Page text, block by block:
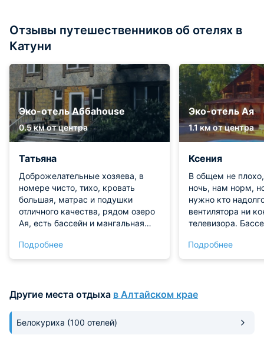
Отзывы путешественников об отелях в
Катуни
Эко-отель Аббаhouse
0.5 км от центра
Татьяна
Доброжелательные хозяева, в
номере чисто, тихо, кровать
большая, матрас и подушки
отличного качества, рядом озеро
Ая, есть бассейн и мангальная
приезжайте-не пожалеете!
Подробнее
Эко-отель Ая
1.1 км от центра
Ксения
В общем не
ночь, нам норм,
нужно кто
вентилятора ни
телевизора.
работает. На
мангальные
Подробнее
Другие места отдыха в Алтайском крае
Белокуриха (100 отелей)